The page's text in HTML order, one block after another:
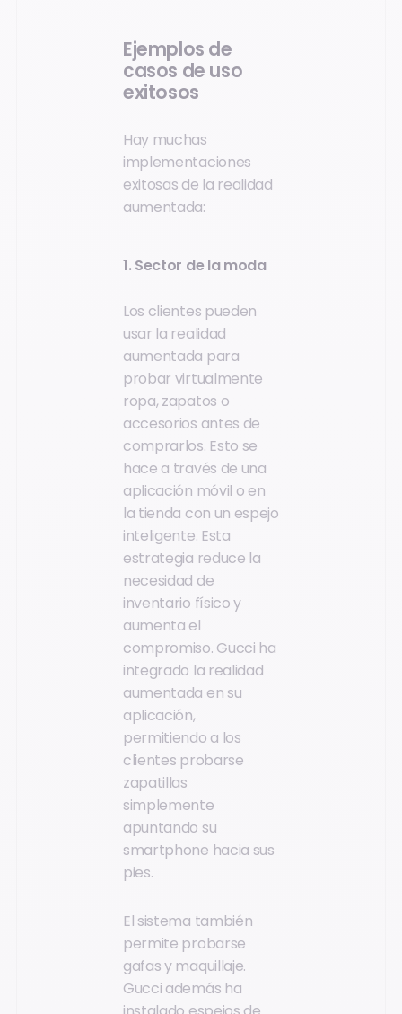
Ejemplos de
casos de uso
exitosos
Hay muchas
implementaciones
exitosas de la realidad
aumentada:
1. Sector de la moda
Los clientes pueden
usar la realidad
aumentada para
probar virtualmente
ropa, zapatos o
accesorios antes de
comprarlos. Esto se
hace a través de una
aplicación móvil o en
la tienda con un espejo
inteligente. Esta
estrategia reduce la
necesidad de
inventario físico y
aumenta el
compromiso. Gucci ha
integrado la realidad
aumentada en su
aplicación,
permitiendo a los
clientes probarse
zapatillas
simplemente
apuntando su
smartphone hacia sus
pies.
El sistema también
permite probarse
gafas y maquillaje.
Gucci además ha